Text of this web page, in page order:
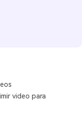
video para